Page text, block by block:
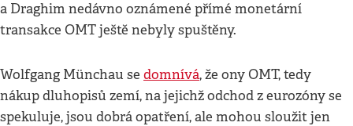
a Draghim nedávno oznámené přímé monetární
transakce OMT ještě nebyly spuštěny.
Wolfgang Münchau se domnívá, že ony OMT, tedy
nákup dluhopisů zemí, na jejichž odchod z eurozóny se
spekuluje, jsou dobrá opatření, ale mohou sloužit jen